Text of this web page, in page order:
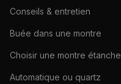
Conseils & entretien
Buée dans une montre
Choisir une montre étanche
Automatique ou quartz